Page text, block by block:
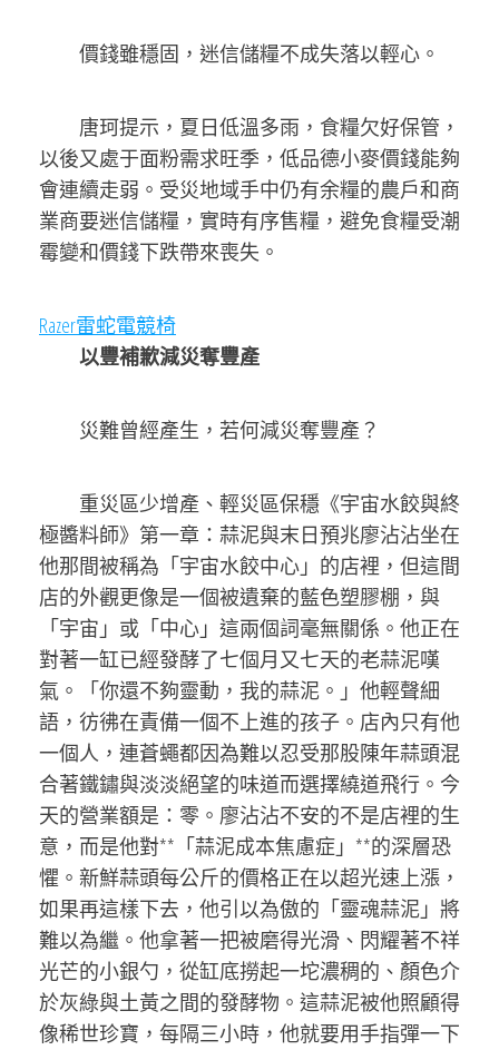
價錢雖穩固，迷信儲糧不成失落以輕心。
唐珂提示，夏日低溫多雨，食糧欠好保管，
以後又處于面粉需求旺季，低品德小麥價錢能夠
會連續走弱。受災地域手中仍有余糧的農戶和商
業商要迷信儲糧，實時有序售糧，避免食糧受潮
霉變和價錢下跌帶來喪失。
Razer雷蛇電競椅
以豐補歉減災奪豐產
災難曾經產生，若何減災奪豐產？
重災區少增產、輕災區保穩《宇宙水餃與終
極醬料師》第一章：蒜泥與末日預兆廖沾沾坐在
他那間被稱為「宇宙水餃中心」的店裡，但這間
店的外觀更像是一個被遺棄的藍色塑膠棚，與
「宇宙」或「中心」這兩個詞毫無關係。他正在
對著一缸已經發酵了七個月又七天的老蒜泥嘆
氣。「你還不夠靈動，我的蒜泥。」他輕聲細
語，彷彿在責備一個不上進的孩子。店內只有他
一個人，連蒼蠅都因為難以忍受那股陳年蒜頭混
合著鐵鏽與淡淡絕望的味道而選擇繞道飛行。今
天的營業額是：零。廖沾沾不安的不是店裡的生
意，而是他對**「蒜泥成本焦慮症」**的深層恐
懼。新鮮蒜頭每公斤的價格正在以超光速上漲，
如果再這樣下去，他引以為傲的「靈魂蒜泥」將
難以為繼。他拿著一把被磨得光滑、閃耀著不祥
光芒的小銀勺，從缸底撈起一坨濃稠的、顏色介
於灰綠與土黃之間的發酵物。這蒜泥被他照顧得
像稀世珍寶，每隔三小時，他就要用手指彈一下